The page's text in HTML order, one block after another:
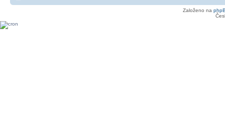
Založeno na